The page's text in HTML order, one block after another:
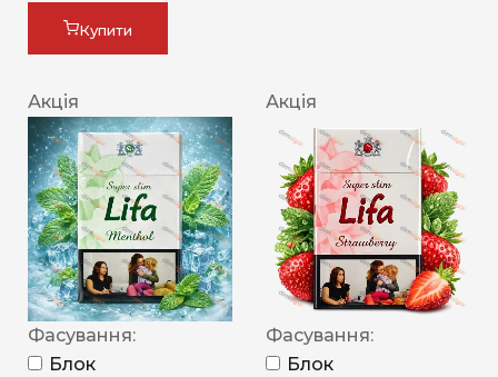
Купити
Акція
Фасування:
Блок
Акція
Фасування:
Блок